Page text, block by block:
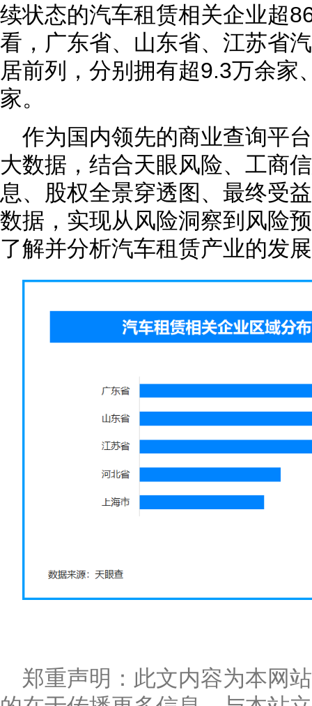
续状态的汽车租赁相关企业超
看，广东省、山东省、江苏省
居前列，分别拥有超9.3万余家
家。
作为国内领先的商业查询平
大数据，结合天眼风险、工商
息、股权全景穿透图、最终受
数据，实现从风险洞察到风险
了解并分析汽车租赁产业的发
郑重声明：此文内容为本网